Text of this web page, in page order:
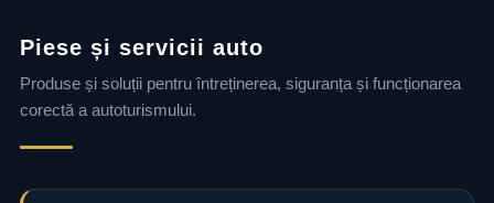
Piese și servicii auto
Produse și soluții pentru întreținerea, siguranța și funcționarea
corectă a autoturismului.